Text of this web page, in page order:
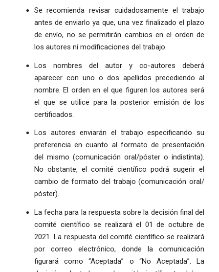
Se recomienda revisar cuidadosamente el trabajo
antes de enviarlo ya que, una vez finalizado el plazo
de envío, no se permitirán cambios en el orden de
los autores ni modificaciones del trabajo.
Los nombres del autor y co-autores deberá
aparecer con uno o dos apellidos precediendo al
nombre. El orden en el que figuren los autores será
el que se utilice para la posterior emisión de los
certificados.
Los autores enviarán el trabajo especificando su
preferencia en cuanto al formato de presentación
del mismo (comunicación oral/póster o indistinta).
No obstante, el comité científico podrá sugerir el
cambio de formato del trabajo (comunicación oral/
póster).
La fecha para la respuesta sobre la decisión final del
comité científico se realizará el 01 de octubre de
2021. La respuesta del comité científico se realizará
por correo electrónico, donde la comunicación
figurará como “Aceptada” o “No Aceptada”. La